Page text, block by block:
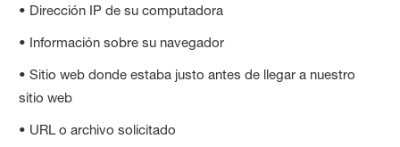
• Dirección IP de su computadora
• Información sobre su navegador
• Sitio web donde estaba justo antes de llegar a nuestro
sitio web
• URL o archivo solicitado